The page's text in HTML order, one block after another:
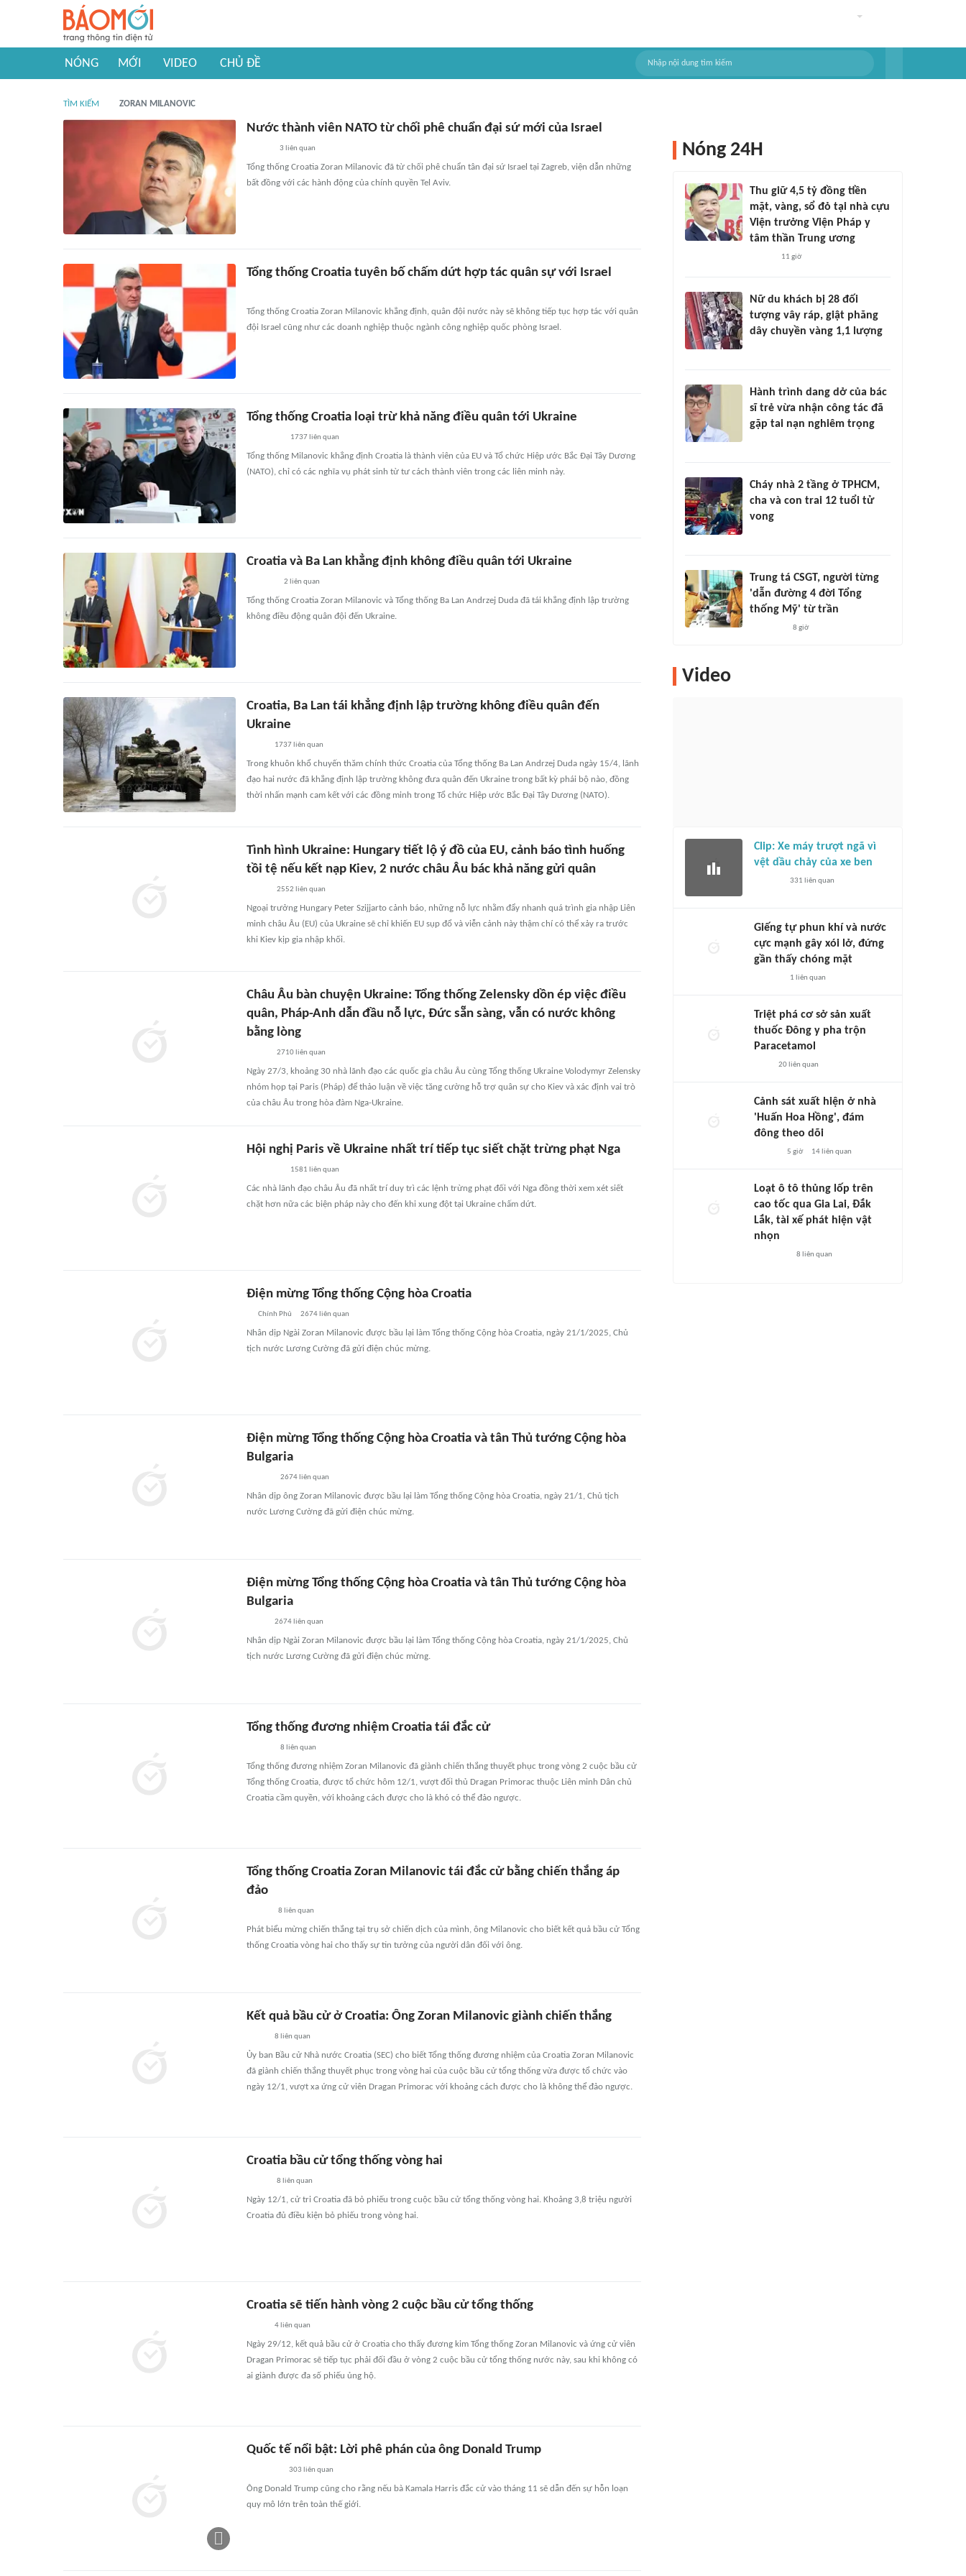
NÓNG MỚI VIDEO CHỦ ĐỀ
TÌM KIẾM ZORAN MILANOVIC
Nước thành viên NATO từ chối phê chuẩn đại sứ mới của Israel
3 liên quan
Tổng thống Croatia Zoran Milanovic đã từ chối phê chuẩn tân đại sứ Israel tại Zagreb, viện dẫn những
bất đồng với các hành động của chính quyền Tel Aviv.
Tổng thống Croatia tuyên bố chấm dứt hợp tác quân sự với Israel
Tổng thống Croatia Zoran Milanovic khẳng định, quân đội nước này sẽ không tiếp tục hợp tác với quân
đội Israel cũng như các doanh nghiệp thuộc ngành công nghiệp quốc phòng Israel.
Tổng thống Croatia loại trừ khả năng điều quân tới Ukraine
1737liên quan
Tổng thống Milanovic khẳng định Croatia là thành viên của EU và Tổ chức Hiệp ước Bắc Đại Tây Dương
(NATO), chỉ có các nghĩa vụ phát sinh từ tư cách thành viên trong các liên minh này.
Croatia và Ba Lan khẳng định không điều quân tới Ukraine
2 liên quan
Tổng thống Croatia Zoran Milanovic và Tổng thống Ba Lan Andrzej Duda đã tái khẳng định lập trường
không điều động quân đội đến Ukraine.
Croatia, Ba Lan tái khẳng định lập trường không điều quân đến
Ukraine
1737 liên quan
Trong khuôn khổ chuyến thăm chính thức Croatia của Tổng thống Ba Lan Andrzej Duda ngày 15/4, lãnh
đạo hai nước đã khẳng định lập trường không đưa quân đến Ukraine trong bất kỳ phái bộ nào, đồng
thời nhấn mạnh cam kết với các đồng minh trong Tổ chức Hiệp ước Bắc Đại Tây Dương (NATO).
Tình hình Ukraine: Hungary tiết lộ ý đồ của EU, cảnh báo tình huống
tồi tệ nếu kết nạp Kiev, 2 nước châu Âu bác khả năng gửi quân
2552 liên quan
Ngoại trưởng Hungary Peter Szijjarto cảnh báo, những nỗ lực nhằm đẩy nhanh quá trình gia nhập Liên
minh châu Âu (EU) của Ukraine sẽ chỉ khiến EU sụp đổ và viễn cảnh này thậm chí có thể xảy ra trước
khi Kiev kịp gia nhập khối.
Châu Âu bàn chuyện Ukraine: Tổng thống Zelensky dồn ép việc điều
quân, Pháp-Anh dẫn đầu nỗ lực, Đức sẵn sàng, vẫn có nước không
bằng lòng
2710 liên quan
Ngày 27/3, khoảng 30 nhà lãnh đạo các quốc gia châu Âu cùng Tổng thống Ukraine Volodymyr Zelensky
nhóm họp tại Paris (Pháp) để thảo luận về việc tăng cường hỗ trợ quân sự cho Kiev và xác định vai trò
của châu Âu trong hòa đàm Nga-Ukraine.
Hội nghị Paris về Ukraine nhất trí tiếp tục siết chặt trừng phạt Nga
1581 liên quan
Các nhà lãnh đạo châu Âu đã nhất trí duy trì các lệnh trừng phạt đối với Nga đồng thời xem xét siết
chặt hơn nữa các biện pháp này cho đến khi xung đột tại Ukraine chấm dứt.
Điện mừng Tổng thống Cộng hòa Croatia
Chính Phủ 2674 liên quan
Nhân dịp Ngài Zoran Milanovic được bầu lại làm Tổng thống Cộng hòa Croatia, ngày 21/1/2025, Chủ
tịch nước Lương Cường đã gửi điện chúc mừng.
Điện mừng Tổng thống Cộng hòa Croatia và tân Thủ tướng Cộng hòa
Bulgaria
2674 liên quan
Nhân dịp ông Zoran Milanovic được bầu lại làm Tổng thống Cộng hòa Croatia, ngày 21/1, Chủ tịch
nước Lương Cường đã gửi điện chúc mừng.
Điện mừng Tổng thống Cộng hòa Croatia và tân Thủ tướng Cộng hòa
Bulgaria
2674 liên quan
Nhân dịp Ngài Zoran Milanovic được bầu lại làm Tổng thống Cộng hòa Croatia, ngày 21/1/2025, Chủ
tịch nước Lương Cường đã gửi điện chúc mừng.
Tổng thống đương nhiệm Croatia tái đắc cử
8 liên quan
Tổng thống đương nhiệm Zoran Milanovic đã giành chiến thắng thuyết phục trong vòng 2 cuộc bầu cử
Tổng thống Croatia, được tổ chức hôm 12/1, vượt đối thủ Dragan Primorac thuộc Liên minh Dân chủ
Croatia cầm quyền, với khoảng cách được cho là khó có thể đảo ngược.
Tổng thống Croatia Zoran Milanovic tái đắc cử bằng chiến thắng áp
đảo
8 liên quan
Phát biểu mừng chiến thắng tại trụ sở chiến dịch của mình, ông Milanovic cho biết kết quả bầu cử Tổng
thống Croatia vòng hai cho thấy sự tin tưởng của người dân đối với ông.
Kết quả bầu cử ở Croatia: Ông Zoran Milanovic giành chiến thắng
8 liên quan
Ủy ban Bầu cử Nhà nước Croatia (SEC) cho biết Tổng thống đương nhiệm của Croatia Zoran Milanovic
đã giành chiến thắng thuyết phục trong vòng hai của cuộc bầu cử tổng thống vừa được tổ chức vào
ngày 12/1, vượt xa ứng cử viên Dragan Primorac với khoảng cách được cho là không thể đảo ngược.
Croatia bầu cử tổng thống vòng hai
8 liên quan
Ngày 12/1, cử tri Croatia đã bỏ phiếu trong cuộc bầu cử tổng thống vòng hai. Khoảng 3,8 triệu người
Croatia đủ điều kiện bỏ phiếu trong vòng hai.
Croatia sẽ tiến hành vòng 2 cuộc bầu cử tổng thống
4 liên quan
Ngày 29/12, kết quả bầu cử ở Croatia cho thấy đương kim Tổng thống Zoran Milanovic và ứng cử viên
Dragan Primorac sẽ tiếp tục phải đối đầu ở vòng 2 cuộc bầu cử tổng thống nước này, sau khi không có
ai giành được đa số phiếu ủng hộ.
Quốc tế nổi bật: Lời phê phán của ông Donald Trump
303 liên quan
Ông Donald Trump cũng cho rằng nếu bà Kamala Harris đắc cử vào tháng 11 sẽ dẫn đến sự hỗn loạn
quy mô lớn trên toàn thế giới.
Nóng 24H
Thu giữ 4,5 tỷ đồng tiền
mặt, vàng, sổ đỏ tại nhà cựu
Viện trưởng Viện Pháp y
tâm thần Trung ương
11 giờ
Nữ du khách bị 28 đối
tượng vây ráp, giật phăng
dây chuyền vàng 1,1 lượng
Hành trình dang dở của bác
sĩ trẻ vừa nhận công tác đã
gặp tai nạn nghiêm trọng
Cháy nhà 2 tầng ở TPHCM,
cha và con trai 12 tuổi tử
vong
Trung tá CSGT, người từng
'dẫn đường 4 đời Tổng
thống Mỹ' từ trần
8 giờ
Video
Clip: Xe máy trượt ngã vì
vệt dầu chảy của xe ben
331 liên quan
Giếng tự phun khí và nước
cực mạnh gây xói lở, đứng
gần thấy chóng mặt
1 liên quan
Triệt phá cơ sở sản xuất
thuốc Đông y pha trộn
Paracetamol
20liên quan
Cảnh sát xuất hiện ở nhà
'Huấn Hoa Hồng', đám
đông theo dõi
5 giờ 14liên quan
Loạt ô tô thủng lốp trên
cao tốc qua Gia Lai, Đắk
Lắk, tài xế phát hiện vật
nhọn
8 liên quan